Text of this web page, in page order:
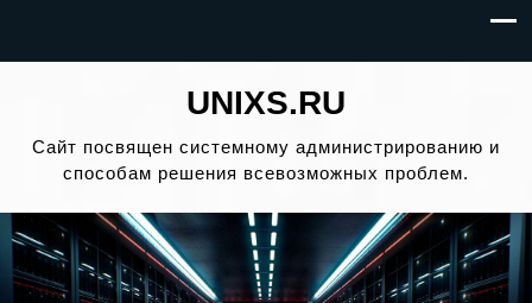
UNIXS.RU
Сайт посвящен системному администрированию и
способам решения всевозможных проблем.